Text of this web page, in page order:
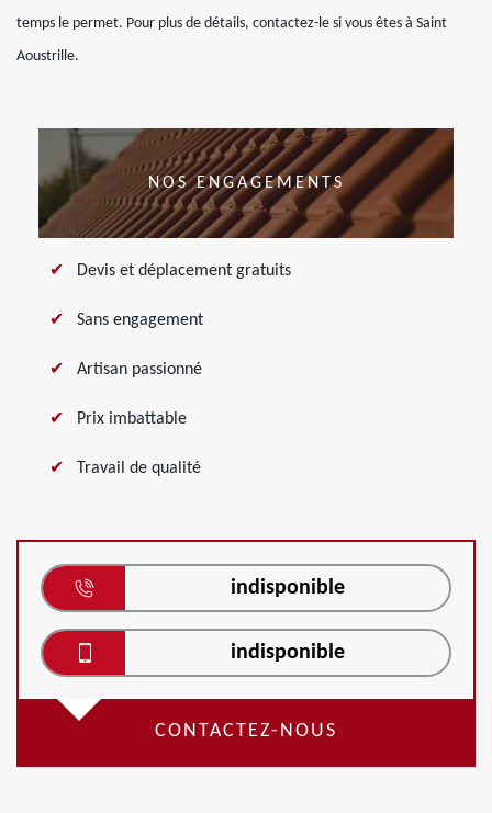
temps le permet. Pour plus de détails, contactez-le si vous êtes à Saint
Aoustrille.
NOS ENGAGEMENTS
Devis et déplacement gratuits
Sans engagement
Artisan passionné
Prix imbattable
Travail de qualité
indisponible
indisponible
CONTACTEZ-NOUS